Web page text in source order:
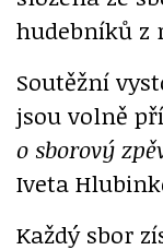
hudebníků z
Soutěžní
jsou volně
o sborový
Iveta
Každý sbor